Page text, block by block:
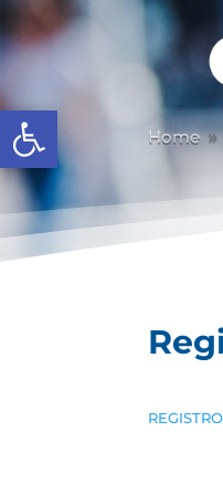
Abrir barra de
Home 9